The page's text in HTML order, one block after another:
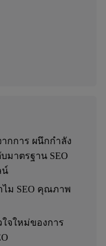
ากการ ผนึกกำลัง
มาตรฐาน SEO
น์
ไม SEO คุณภาพ
ใจใหม่ของการ